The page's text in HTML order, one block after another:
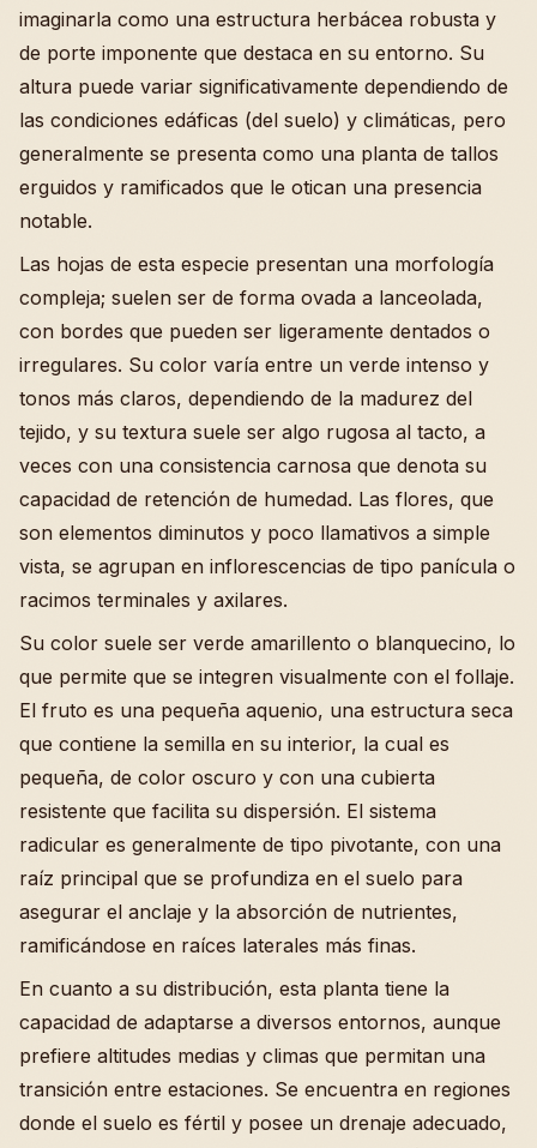
imaginarla como una estructura herbácea robusta y
de porte imponente que destaca en su entorno. Su
altura puede variar significativamente dependiendo de
las condiciones edáficas (del suelo) y climáticas, pero
generalmente se presenta como una planta de tallos
erguidos y ramificados que le otican una presencia
notable.
Las hojas de esta especie presentan una morfología
compleja; suelen ser de forma ovada a lanceolada,
con bordes que pueden ser ligeramente dentados o
irregulares. Su color varía entre un verde intenso y
tonos más claros, dependiendo de la madurez del
tejido, y su textura suele ser algo rugosa al tacto, a
veces con una consistencia carnosa que denota su
capacidad de retención de humedad. Las flores, que
son elementos diminutos y poco llamativos a simple
vista, se agrupan en inflorescencias de tipo panícula o
racimos terminales y axilares.
Su color suele ser verde amarillento o blanquecino, lo
que permite que se integren visualmente con el follaje.
El fruto es una pequeña aquenio, una estructura seca
que contiene la semilla en su interior, la cual es
pequeña, de color oscuro y con una cubierta
resistente que facilita su dispersión. El sistema
radicular es generalmente de tipo pivotante, con una
raíz principal que se profundiza en el suelo para
asegurar el anclaje y la absorción de nutrientes,
ramificándose en raíces laterales más finas.
En cuanto a su distribución, esta planta tiene la
capacidad de adaptarse a diversos entornos, aunque
prefiere altitudes medias y climas que permitan una
transición entre estaciones. Se encuentra en regiones
donde el suelo es fértil y posee un drenaje adecuado,